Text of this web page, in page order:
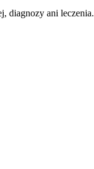
diagnozy ani leczenia.